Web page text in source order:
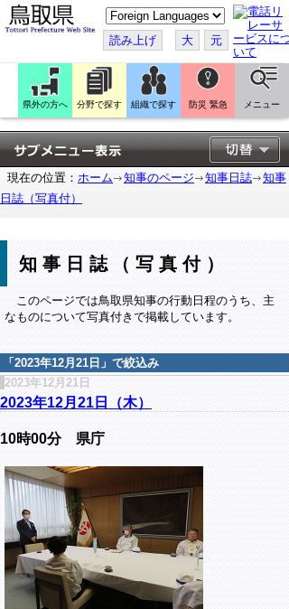
こ
の
ペ
ー
ジ
翻
訳
す
る
読み上げ 大 元
県外の方へ 分野で探す 組織で探す 防災 緊急 メニュー
現在の位置： ホーム 知事のページ 知事日誌
知事
日誌（写真付）
知事日誌（写真付）
このページでは鳥取県知事の行動日程のうち、主
なものについて写真付きで掲載しています。
「 2023年12月21日 」で絞込み
2023年12月21日
2023年12月21日（木）
10時00分 県庁